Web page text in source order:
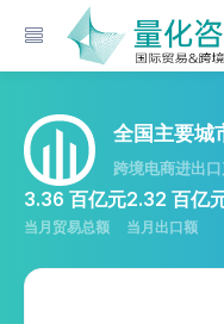
全国主要城
跨境电商进出
3.36 百亿元
当月贸易总额
2.32 百亿
当月出口额